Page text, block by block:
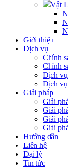
Vật
Giới thiệu
Dịch vụ
Chính
Chính
Dịch vụ
Dịch vụ
Giải pháp
Giải
Giải
Giải
Giải
Hướng dẫn
Liên hệ
Đại lý
Tin tức